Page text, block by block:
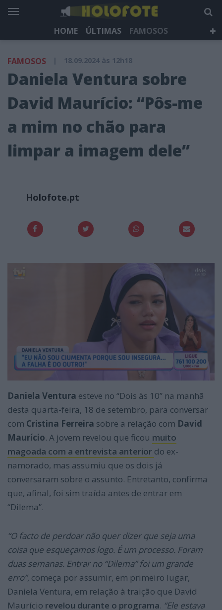
HOME ÚLTIMAS
FAMOSOS
HOLOFOTE TV
NEWSLETTER
FAMOSOS | 18.09.2024 às 12h18
Daniela Ventura sobre
David Maurício: “Pôs-me
a mim no chão para
limpar a imagem dele”
Holofote.pt
Daniela Ventura esteve no “Dois às 10” na manhã
desta quarta-feira, 18 de setembro, para conversar
com Cristina Ferreira sobre a relação com David
Maurício. A jovem revelou que ficou muito
magoada com a entrevista anterior do ex-
namorado, mas assumiu que os dois já
conversaram sobre o assunto. Entretanto, confirma
que, afinal, foi sim traída antes de entrar em
“Dilema”.
“O facto de perdoar não quer dizer que seja uma
coisa que esqueçamos logo. É um processo. Foram
duas semanas. Entrar no “Dilema” foi um grande
erro”, começa por assumir, em primeiro lugar,
Daniela Ventura, em relação à traição que David
Maurício revelou durante o programa. “Ele estava